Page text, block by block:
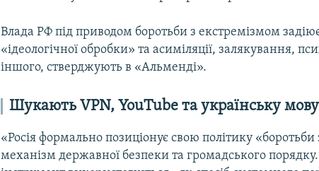
Влада РФ під приводом боротьби з екстремізмом
«ідеологічної обробки» та асиміляції, залякування,
іншого, стверджують в «Альменді».
Шукають VPN, YouTube та українську мову
«Росія формально позиціонує свою політику
механізм державної безпеки та громадського